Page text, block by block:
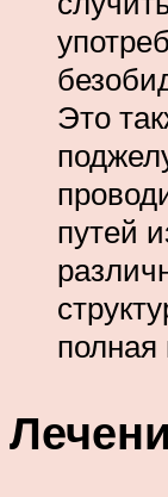
Это
путей
полная